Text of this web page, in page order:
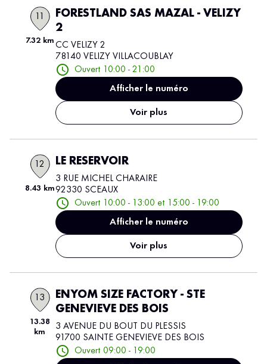
7.32 km
FORESTLAND SAS MAZAL - VELIZY
2
CC VELIZY 2
78140 VELIZY VILLACOUBLAY
Ouvert 10:00 - 21:00
Afficher le numéro
Voir plus
12
8.43 km
LE RESERVOIR
3 RUE MICHEL CHARAIRE
92330 SCEAUX
Ouvert 10:00 - 13:00 et 15:00 - 19:00
Afficher le numéro
Voir plus
13
13.38
km
ENYOM SIZE FACTORY - STE
GENEVIEVE DES BOIS
3 AVENUE DU BOUT DU PLESSIS
91700 SAINTE GENEVIEVE DES BOIS
Ouvert 09:00 - 19:00